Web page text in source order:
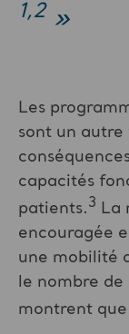
1,2 »
Les
sont un
capacités
patients. 3 La
encouragée
une mobilité
le nombre
montrent